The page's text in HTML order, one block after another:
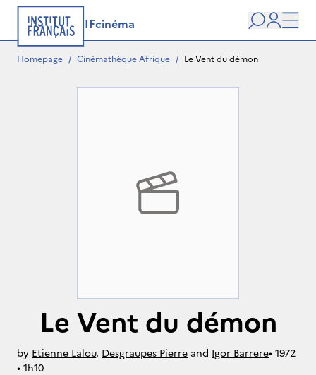
IFcinéma
Search
user
Homepage / Cinémathèque Afrique / Le Vent du démon
Le Vent du démon
by Etienne Lalou, Desgraupes Pierre and Igor Barrere• 1972
• 1h10